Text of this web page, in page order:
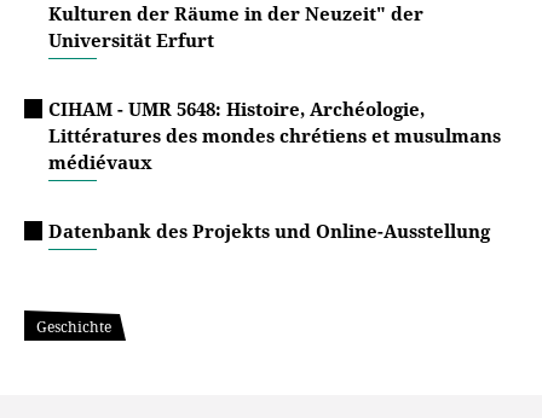
Kulturen der Räume in der Neuzeit" der
Universität Erfurt
CIHAM - UMR 5648: Histoire, Archéologie,
Littératures des mondes chrétiens et musulmans
médiévaux
Datenbank des Projekts und Online-Ausstellung
Geschichte